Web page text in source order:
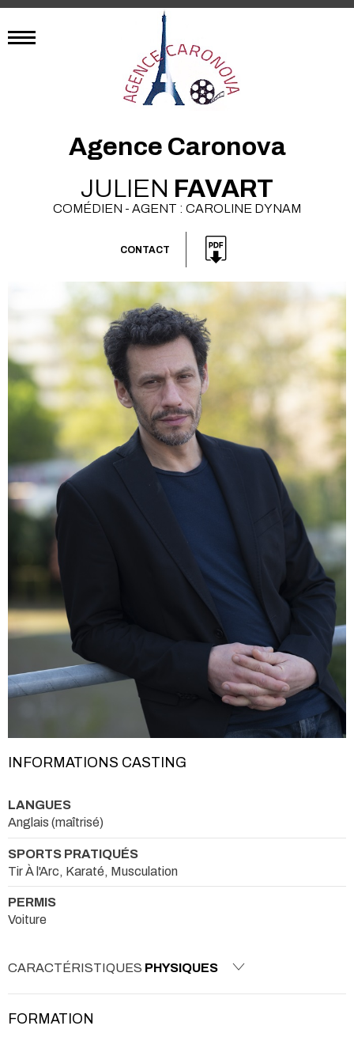
Agence Caronova
JULIEN FAVART
COMÉDIEN - AGENT : CAROLINE DYNAM
CONTACT
INFORMATIONS CASTING
LANGUES
Anglais (maîtrisé)
SPORTS PRATIQUÉS
Tir À l'Arc, Karaté, Musculation
PERMIS
Voiture
CARACTÉRISTIQUES PHYSIQUES
FORMATION